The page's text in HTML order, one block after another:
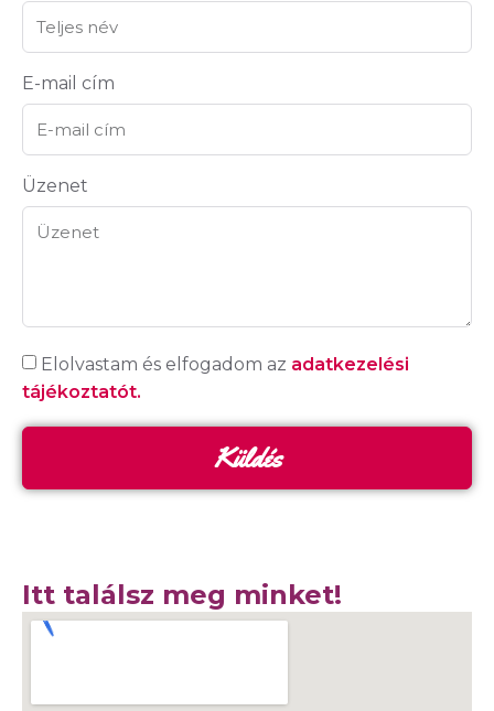
E-mail cím
Üzenet
Elolvastam és elfogadom az adatkezelési
tájékoztatót.
Küldés
Itt találsz meg minket!